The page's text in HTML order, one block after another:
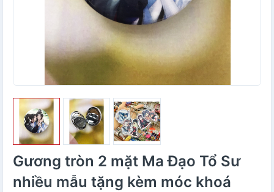
Gương tròn 2 mặt Ma Đạo Tổ Sư
nhiều mẫu tặng kèm móc khoá